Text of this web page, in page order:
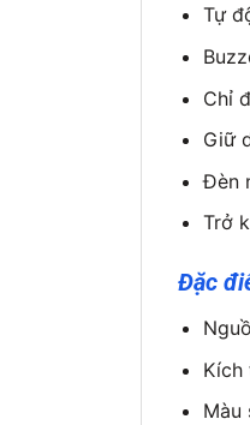
Tự
Chỉ
Giữ
Đèn
Trở
Đặc
Kích
Màu